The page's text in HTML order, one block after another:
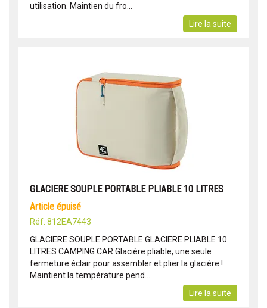
utilisation. Maintien du fro...
Lire la suite
GLACIERE SOUPLE PORTABLE PLIABLE 10 LITRES
article épuisé
Réf: 812EA7443
GLACIERE SOUPLE PORTABLE GLACIERE PLIABLE 10
LITRES CAMPING CAR Glacière pliable, une seule
fermeture éclair pour assembler et plier la glacière !
Maintient la température pend...
Lire la suite